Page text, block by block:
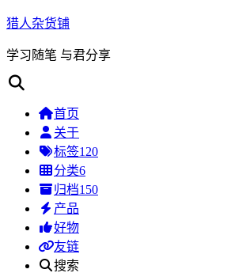
猎人杂货铺
学习随笔 与君分享
首页
关于
标签120
分类6
归档150
产品
好物
友链
搜索